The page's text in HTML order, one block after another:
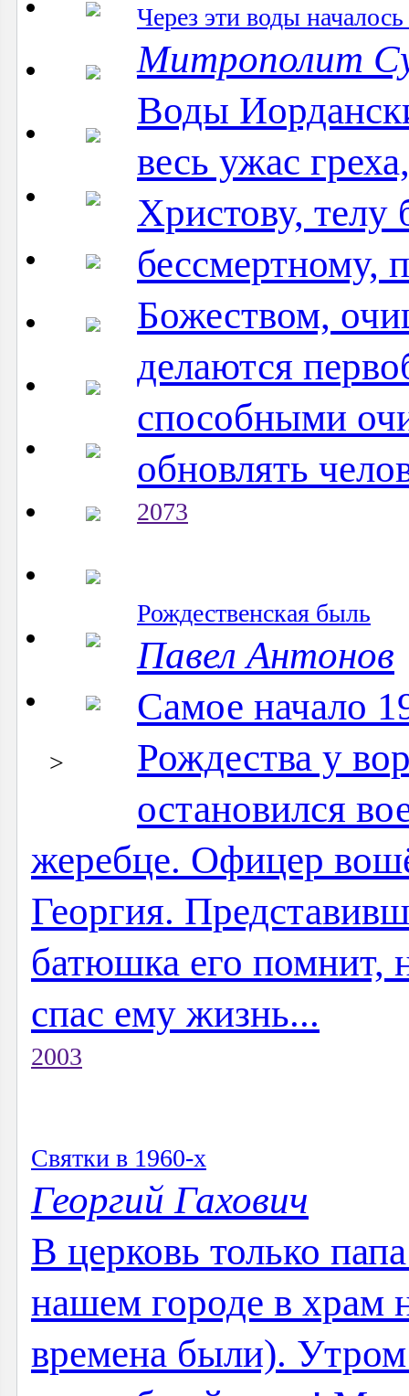
>
Через эти воды
Митрополит
Воды
весь ужас
Христову, телу
бессмертному,
Божеством,
делаются
способными
обновлять
2073
Рождественская быль
Павел Антонов
Самое начало
Рождества у
остановился
жеребце. Офицер
Георгия.
батюшка его помнит,
спас ему жизнь...
2003
Святки в 1960-х
Георгий Гахович
В церковь только
нашем городе в храм
времена были).